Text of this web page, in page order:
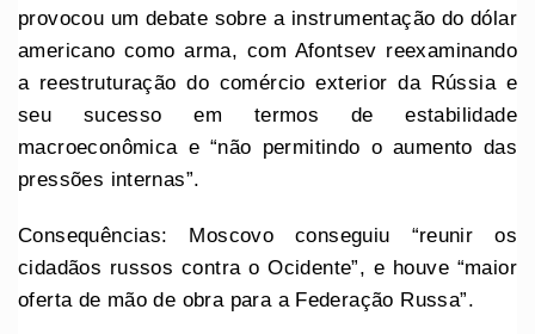
provocou um debate sobre a instrumentação do dólar
americano como arma, com Afontsev reexaminando
a reestruturação do comércio exterior da Rússia e
seu sucesso em termos de estabilidade
macroeconômica e “não permitindo o aumento das
pressões internas”.
Consequências: Moscovo conseguiu “reunir os
cidadãos russos contra o Ocidente”, e houve “maior
oferta de mão de obra para a Federação Russa”.